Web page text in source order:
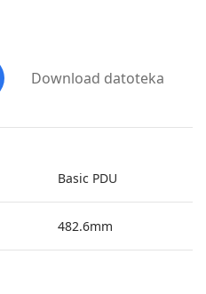
Download datoteka
Basic PDU
482.6mm